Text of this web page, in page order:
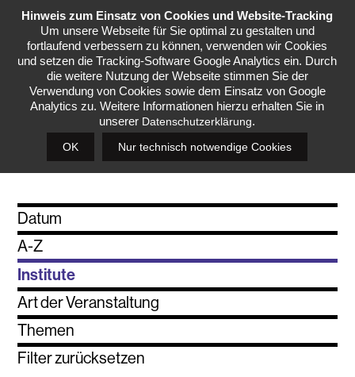
Menü
Kalender filtern nach:
Datum
A-Z
Institute
Art der Veranstaltung
Themen
Filter zurücksetzen
Hinweis zum Einsatz von Cookies und Website-Tracking
Um unsere Webseite für Sie optimal zu gestalten und
fortlaufend verbessern zu können, verwenden wir Cookies
und setzen die Tracking-Software Google Analytics ein. Durch
die weitere Nutzung der Webseite stimmen Sie der
Verwendung von Cookies sowie dem Einsatz von Google
Analytics zu. Weitere Informationen hierzu erhalten Sie in
unserer Datenschutzerklärung.
OK Nur technisch notwendige Cookies